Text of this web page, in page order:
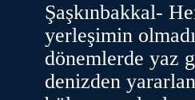
Şaşkınbakkal-
yerleşimin
dönemlerde yaz
denizden